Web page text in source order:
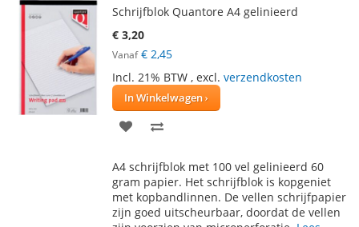
Schrijfblok Quantore A4 gelinieerd
€ 3,20
Vanaf € 2,45
Incl. 21% BTW , excl. verzendkosten
In Winkelwagen
VOEG
AAN
VERLANGLIJST
TE
VERGELIJKEN
A4 schrijfblok met 100 vel gelinieerd 60
gram papier. Het schrijfblok is kopgeniet
met kopbandlinnen. De vellen schrijfpapier
zijn goed uitscheurbaar, doordat de vellen